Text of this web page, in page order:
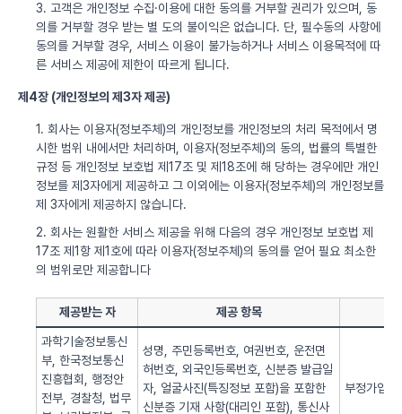
3. 고객은 개인정보 수집·이용에 대한 동의를 거부할 권리가 있으며, 동
의를 거부할 경우 받는 별 도의 불이익은 없습니다. 단, 필수동의 사항에
동의를 거부할 경우, 서비스 이용이 불가능하거나 서비스 이용목적에 따
른 서비스 제공에 제한이 따르게 됩니다.
제4장 (개인정보의 제3자 제공)
1. 회사는 이용자(정보주체)의 개인정보를 개인정보의 처리 목적에서 명
시한 범위 내에서만 처리하며, 이용자(정보주체)의 동의, 법률의 특별한
규정 등 개인정보 보호법 제17조 및 제18조에 해 당하는 경우에만 개인
정보를 제3자에게 제공하고 그 이외에는 이용자(정보주체)의 개인정보를
제 3자에게 제공하지 않습니다.
2. 회사는 원활한 서비스 제공을 위해 다음의 경우 개인정보 보호법 제
17조 제1항 제1호에 따라 이용자(정보주체)의 동의를 얻어 필요 최소한
의 범위로만 제공합니다
제공받는 자 제공 항목
과학기술정보통신
부, 한국정보통신
진흥협회, 행정안
전부, 경찰청, 법무
성명, 주민등록번호, 여권번호, 운전면
허번호, 외국인등록번호, 신분증 발급일
자, 얼굴사진(특징정보 포함)을 포함한
신분증 기재 사항(대리인 포함), 통신사
부정가입